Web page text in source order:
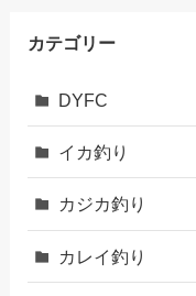
カテゴリー
DYFC
イカ釣り
カジカ釣り
カレイ釣り